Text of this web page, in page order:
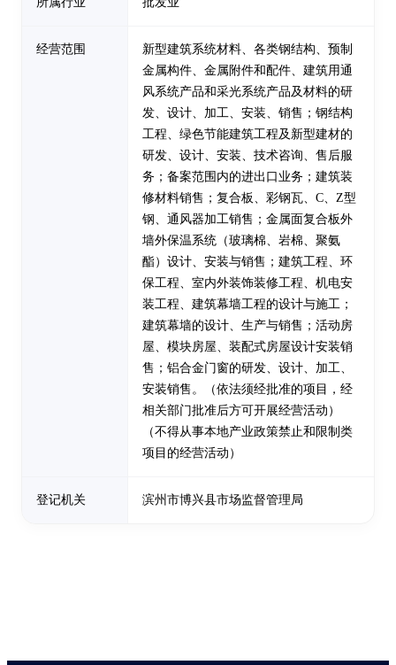
经营范围
新型建筑系统材料、各类钢结构、预制
金属构件、金属附件和配件、建筑用通
风系统产品和采光系统产品及材料的研
发、设计、加工、安装、销售；钢结构
工程、绿色节能建筑工程及新型建材的
研发、设计、安装、技术咨询、售后服
务；备案范围内的进出口业务；建筑装
修材料销售；复合板、彩钢瓦、C、Z型
钢、通风器加工销售；金属面复合板外
墙外保温系统（玻璃棉、岩棉、聚氨
酯）设计、安装与销售；建筑工程、环
保工程、室内外装饰装修工程、机电安
装工程、建筑幕墙工程的设计与施工；
建筑幕墙的设计、生产与销售；活动房
屋、模块房屋、装配式房屋设计安装销
售；铝合金门窗的研发、设计、加工、
安装销售。（依法须经批准的项目，经
相关部门批准后方可开展经营活动）
（不得从事本地产业政策禁止和限制类
项目的经营活动）
登记机关 滨州市博兴县市场监督管理局